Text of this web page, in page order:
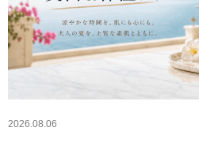
2026.08.06